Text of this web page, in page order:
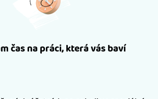
čas na práci, která vás baví